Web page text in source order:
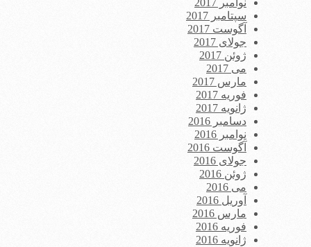
نوامبر 2017
سپتامبر 2017
آگوست 2017
جولای 2017
ژوئن 2017
می 2017
مارس 2017
فوریه 2017
ژانویه 2017
دسامبر 2016
نوامبر 2016
آگوست 2016
جولای 2016
ژوئن 2016
می 2016
آوریل 2016
مارس 2016
فوریه 2016
ژانویه 2016